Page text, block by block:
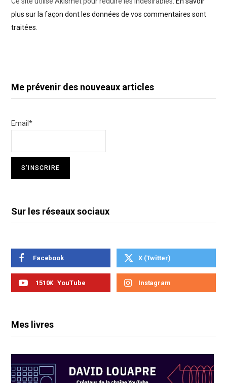
plus sur la façon dont les données de vos commentaires sont
traitées.
Me prévenir des nouveaux articles
Email*
Sur les réseaux sociaux
Facebook X (Twitter)
1510K YouTube Instagram
Mes livres